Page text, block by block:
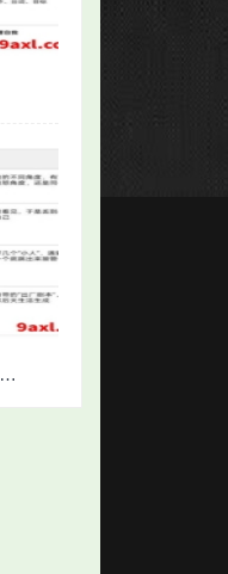
面向、阴影、次人格、原型极简对照